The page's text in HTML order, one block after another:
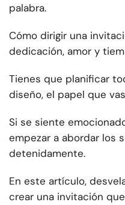
palabra.
Cómo dirigir una
dedicación, amor y
Tienes que planificar
diseño, el papel que
Si se siente
empezar a abordar los
detenidamente.
En este artículo,
crear una invitación